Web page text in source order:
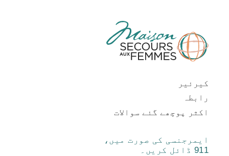
کیرئیر
رابطہ
اکثر پوچھے گئے سوالات
ایمرجنسی کی صورت میں،
911 ڈائل کریں۔